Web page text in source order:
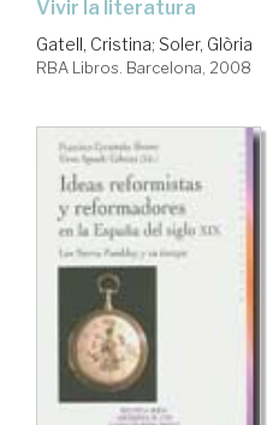
vivir la literatura
Gatell, Cristina; Soler, Glòria
RBA Libros. Barcelona, 2008